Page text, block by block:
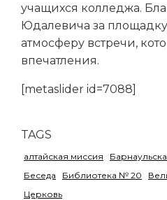
учащихся колледжа.
Юдалевича за
атмосферу встречи,
впечатления.
[metaslider id=7088]
TAGS
алтайская миссия
Беседа
Библиотека № 20
Церковь